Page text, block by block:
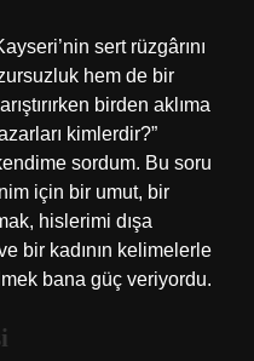
sert rüzgârını
hem de bir
birden aklıma
kimlerdir?”
sordum. Bu soru
için bir umut, bir
hislerimi dışa
bir kadının kelimelerle
bana güç veriyordu.